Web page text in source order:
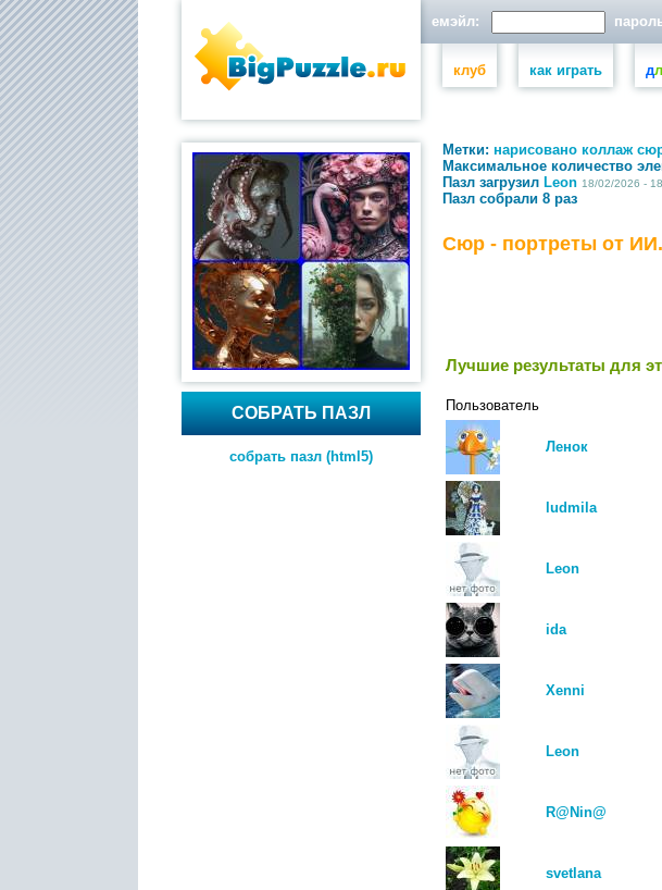
емэйл:
клуб как играть дл
СОБРАТЬ ПАЗЛ
собрать пазл (html5)
Метки: нарисовано коллаж
Максимальное количество
Пазл загрузил Leon 18/02/2026 -
Пазл собрали 8 раз
Сюр - портреты от ИИ.
Лучшие результаты для
Пользователь
Ленок
ludmila
Leon
ida
Xenni
Leon
R@Nin@
svetlana